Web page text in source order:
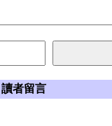
讀者留言